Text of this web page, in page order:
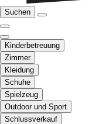
Suchen
Kinderbetreuung
Zimmer
Kleidung
Schuhe
Spielzeug
Outdoor und Sport
Schlussverkauf